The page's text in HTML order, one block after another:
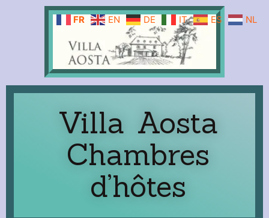
Villa Aosta
Chambres
d’hôtes
FR EN DE IT ES NL